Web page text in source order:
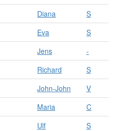
Diana
S
Eva
S
Jens
-
Richard
S
John-John
V
Maria
C
Ulf
S